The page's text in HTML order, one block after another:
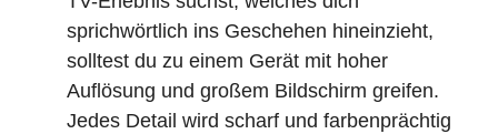
sprichwörtlich ins Geschehen hineinzieht,
solltest du zu einem Gerät mit hoher
Auflösung und großem Bildschirm greifen.
Jedes Detail wird scharf und farbenprächtig